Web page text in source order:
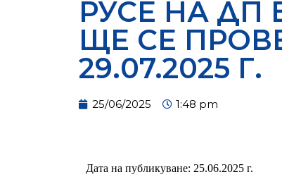
РУСЕ НА ДП
ЩЕ СЕ
29.07.2025 Г.
25/06/2025 1:48 pm
Дата на публикуване: 25.06.2025 г.